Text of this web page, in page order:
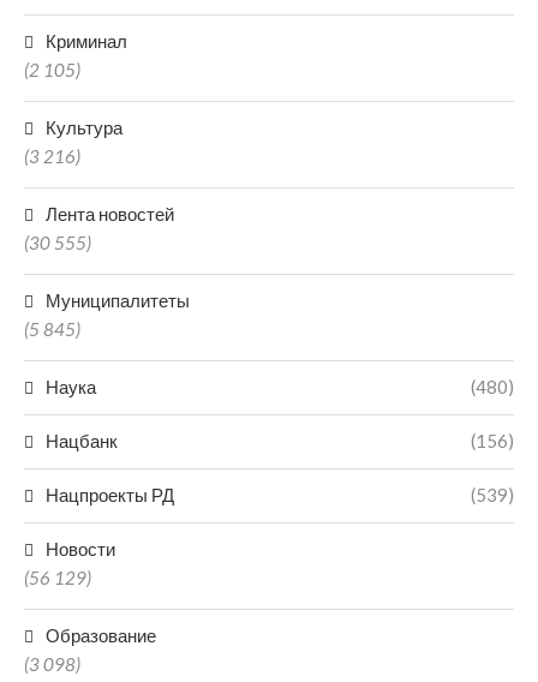
Криминал
(2 105)
Культура
(3 216)
Лента новостей
(30 555)
Муниципалитеты
(5 845)
Наука (480)
Нацбанк (156)
Нацпроекты РД (539)
Новости
(56 129)
Образование
(3 098)